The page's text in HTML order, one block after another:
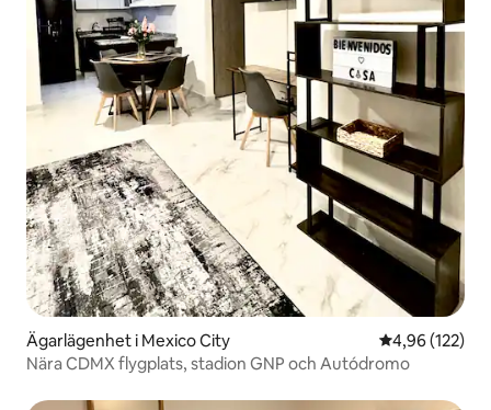
Ägarlägenhet i Mexico City 4,96 av 5 i
4,96 (122)
Nära CDMX flygplats, stadion GNP och Autódromo